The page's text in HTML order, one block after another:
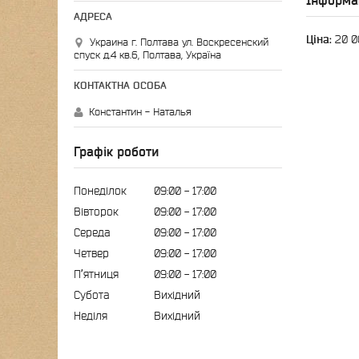
Ціна: 20
Украина г. Полтава ул. Воскресенский
спуск д.4 кв.6, Полтава, Україна
Константин - Наталья
Графік роботи
Понеділок 09:00
17:00
Вівторок
09:00
17:00
Середа
09:00
17:00
Четвер
09:00
17:00
Пʼятниця
09:00
17:00
Субота
Вихідний
Неділя
Вихідний